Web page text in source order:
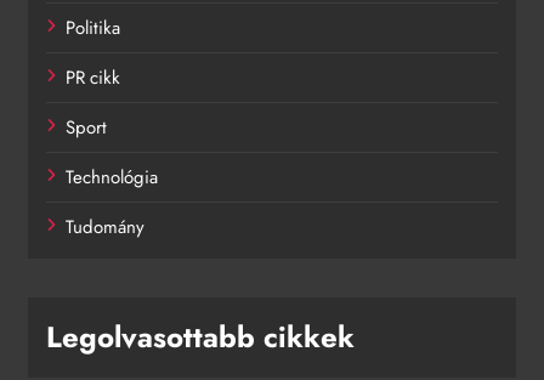
Politika
PR cikk
Sport
Technológia
Tudomány
Legolvasottabb cikkek